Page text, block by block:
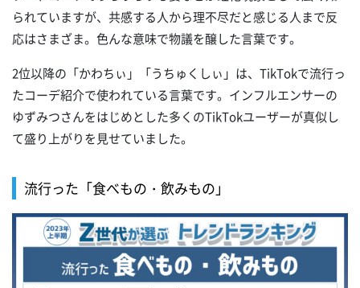
られていますが、共感する人から理不尽だと感じる人まで反
応はさまざま。色んな意味で物議を醸した言葉です。
2位以降の「かわちぃ」「うちゅくしぃ」は、TikTokで流行っ
たコーデ紹介で使われている言葉です。インフルエンサーの
ゆずみつさんをはじめとした多くのTikTokユーザーが真似し
て盛り上がりを見せていました。
流行った「食べもの・飲みもの」